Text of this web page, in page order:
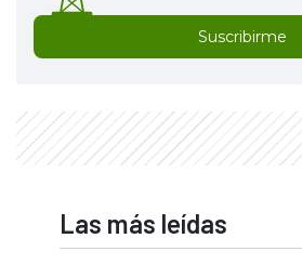
Suscribirme
Las más leídas